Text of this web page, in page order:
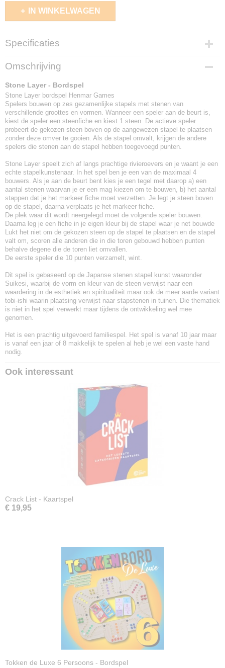
IN WINKELWAGEN
Specificaties
EAN code
6416550862809
Omschrijving
Stone Layer - Bordspel
Stone Layer bordspel Henmar Games
Spelers bouwen op zes gezamenlijke stapels met stenen van
verschillende groottes en vormen. Wanneer een speler aan de beurt is,
kiest de speler een steenfiche en kiest 1 steen. De actieve speler
probeert de gekozen steen boven op de aangewezen stapel te plaatsen
zonder deze omver te gooien. Als de stapel omvalt, krijgen de andere
spelers die stenen aan de stapel hebben toegevoegd punten.
Stone Layer speelt zich af langs prachtige rivieroevers en je waant je een
echte stapelkunstenaar. In het spel ben je een van de maximaal 4
bouwers. Als je aan de beurt bent kies je een tegel met daarop a) een
aantal stenen waarvan je er een mag kiezen om te bouwen, b) het aantal
stappen dat je het markeer fiche moet verzetten. Je legt je steen boven
op de stapel, daarna verplaats je het markeer fiche.
De plek waar dit wordt neergelegd moet de volgende speler bouwen.
Daarna leg je een fiche in je eigen kleur bij de stapel waar je net bouwde
Lukt het niet om de gekozen steen op de stapel te plaatsen en de stapel
valt om, scoren alle anderen die in die toren gebouwd hebben punten
behalve degene die de toren liet omvallen.
De eerste speler die 10 punten verzamelt, wint.
Dit spel is gebaseerd op de Japanse stenen stapel kunst waaronder
Suikesi, waarbij de vorm en kleur van de steen verwijst naar een
waardering in de esthetiek en spiritualiteit maar ook de meer aarde variant
tobi-ishi waarin plaatsing verwijst naar stapstenen in tuinen. Die thematiek
is niet in het spel verwerkt maar tijdens de ontwikkeling wel mee
genomen.
Het is een prachtig uitgevoerd familiespel. Het spel is vanaf 10 jaar maar
is vanaf een jaar of 8 makkelijk te spelen al heb je wel een vaste hand
nodig.
Ook interessant
Crack List - Kaartspel
€ 19,95
Tokken de Luxe 6 Persoons - Bordspel